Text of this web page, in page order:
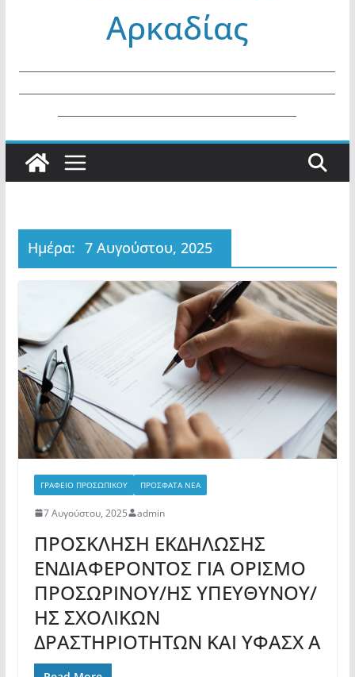
ΜΑΘΗΜΑΤΩΝ ΓΕ.Λ. ΚΑΙ ΕΠΑ.Λ.
ΕΤΟΥΣ 2026.
Αρκαδίας
Ημέρα: 7 Αυγούστου, 2025
ΓΡΑΦΕΙΟ ΠΡΟΣΩΠΙΚΟΥ ΠΡΟΣΦΑΤΑ ΝΕΑ
7 Αυγούστου, 2025 admin
ΠΡΟΣΚΛΗΣΗ ΕΚΔΗΛΩΣΗΣ
ΕΝΔΙΑΦΕΡΟΝΤΟΣ ΓΙΑ ΟΡΙΣΜΟ
ΠΡΟΣΩΡΙΝΟΥ/ΗΣ ΥΠΕΥΘΥΝΟΥ/
ΗΣ ΣΧΟΛΙΚΩΝ
ΔΡΑΣΤΗΡΙΟΤΗΤΩΝ ΚΑΙ ΥΦΑΣΧ Α